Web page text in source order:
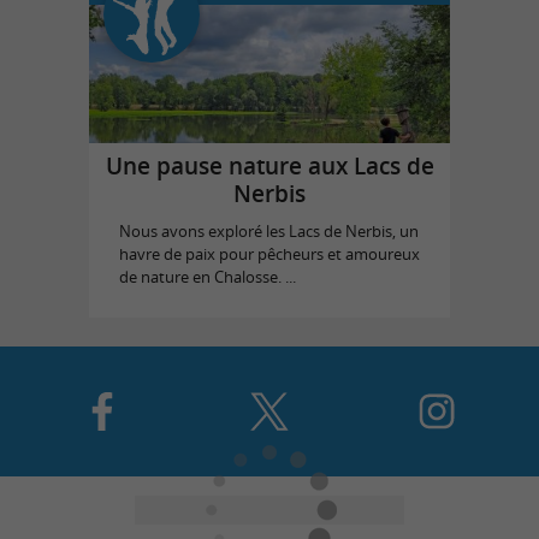
Une pause nature aux Lacs de
Nerbis
Nous avons exploré les Lacs de Nerbis, un
havre de paix pour pêcheurs et amoureux
de nature en Chalosse. ...